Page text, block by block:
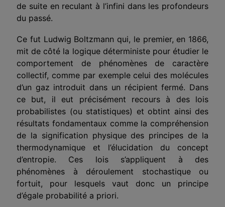
de suite en reculant à l’infini dans les profondeurs
du passé.
Ce fut Ludwig Boltzmann qui, le premier, en 1866,
mit de côté la logi­que déterministe pour étudier le
comportement de phénomènes de carac­tère
collectif, comme par exemple celui des molécules
d’un gaz introduit dans un récipient fermé. Dans
ce but, il eut précisément recours à des lois
probabilistes (ou statistiques) et obtint ainsi des
résultats fondamentaux comme la compréhension
de la signification physique des principes de la
thermodynamique et l’élucidation du concept
d’entropie. Ces lois s’ap­pliquent à des
phénomènes à déroulement stochastique ou
fortuit, pour lesquels vaut donc un principe
d’égale probabilité a priori.